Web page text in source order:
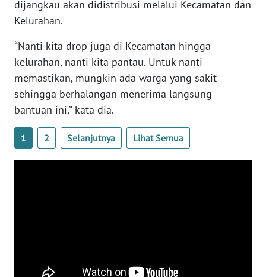
dijangkau akan didistribusi melalui Kecamatan dan
Kelurahan.
“Nanti kita drop juga di Kecamatan hingga
kelurahan, nanti kita pantau. Untuk nanti
memastikan, mungkin ada warga yang sakit
sehingga berhalangan menerima langsung
bantuan ini,” kata dia.
1 2 Selanjutnya Lihat Semua
WN
PAPUA
WN
PAPUA
RIAU
WN
SERAMBI